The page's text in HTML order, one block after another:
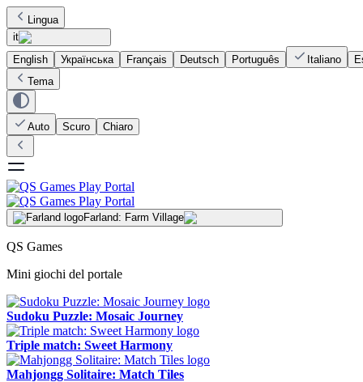
Lingua
it
English
Українська Français Deutsch Português Italiano
Tema
Auto Scuro Chiaro
Farland: Farm Village
QS Games
Mini giochi del portale
Sudoku Puzzle: Mosaic Journey
Triple match: Sweet Harmony
Mahjongg Solitaire: Match Tiles